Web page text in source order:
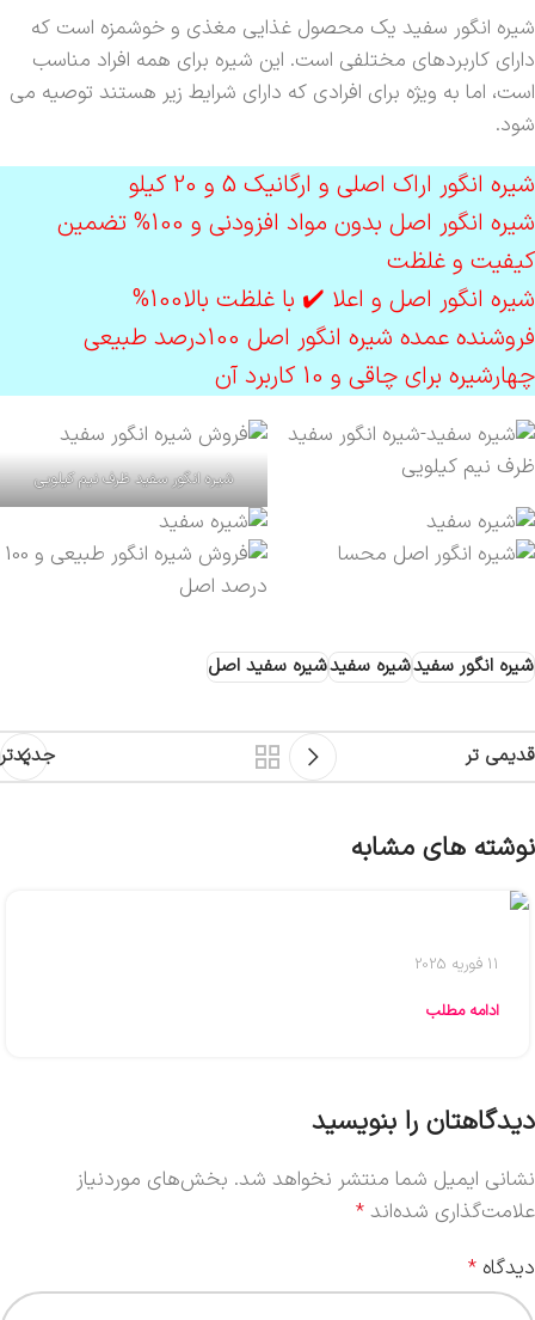
شیره انگور سفید یک محصول غذایی مغذی و خوشمزه است که
دارای کاربردهای مختلفی است. این شیره برای همه افراد مناسب
است، اما به ویژه برای افرادی که دارای شرایط زیر هستند توصیه می
شود.
شیره انگور اراک اصلی و ارگانیک 5 و 20 کیلو
شیره انگور اصل بدون مواد افزودنی و 100% تضمین
کیفیت و غلظت
شیره انگور اصل و اعلا ✔️ با غلظت بالا100%
فروشنده عمده شیره انگور اصل 100درصد طبیعی
چهارشیره برای چاقی و 10 کاربرد آن
شیره انگور سفید ظرف نیم کیلویی
شیره انگور سفیدشیره سفیدشیره سفید اصل
جدیدتر قدیمی تر
نوشته های مشابه
11 فوریه 2025
ادامه مطلب
دیدگاهتان را بنویسید
نشانی ایمیل شما منتشر نخواهد شد. بخش‌های موردنیاز
علامت‌گذاری شده‌اند *
دیدگاه *